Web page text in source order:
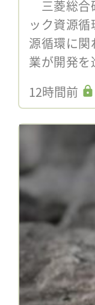
三菱総合
ック資源
源循環に
業が開発
12時間前